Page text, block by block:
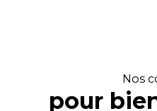
Nos
pour